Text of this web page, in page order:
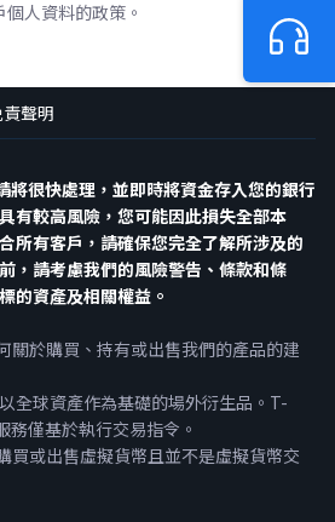
Trader
人資料的政策。
聲明
將很快處理，並即時將資金存入您的銀行
有較高風險，您可能因此損失全部本
所有客戶，請確保您完全了解所涉及的
，請考慮我們的風險警告、條款和條
的資產及相關權益。
關於購買、持有或出售我們的產品的建
全球資產作為基礎的場外衍生品。T-
僅基於執行交易指令。
買或出售虛擬貨幣且並不是虛擬貨幣交